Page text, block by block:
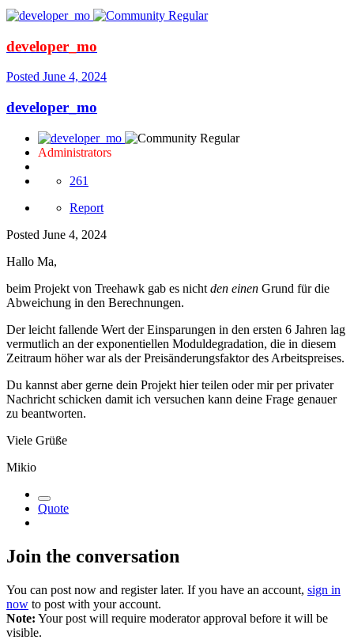
developer_mo
Posted June 4, 2024
developer_mo
Administrators
261
Report
Posted June 4, 2024
Hallo Ma,
beim Projekt von Treehawk gab es nicht den einen Grund für die
Abweichung in den Berechnungen.
Der leicht fallende Wert der Einsparungen in den ersten 6 Jahren lag
vermutlich an der exponentiellen Moduldegradation, die in diesem
Zeitraum höher war als der Preisänderungsfaktor des Arbeitspreises.
Du kannst aber gerne dein Projekt hier teilen oder mir per privater
Nachricht schicken damit ich versuchen kann deine Frage genauer
zu beantworten.
Viele Grüße
Mikio
Quote
Join the conversation
You can post now and register later. If you have an account, sign in
now to post with your account.
Note: Your post will require moderator approval before it will be
visible.